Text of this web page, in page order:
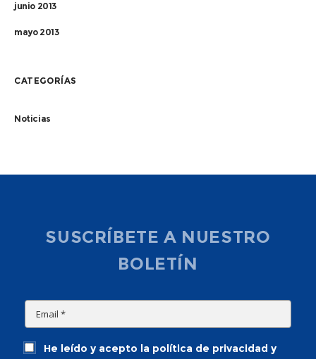
junio 2013
mayo 2013
CATEGORÍAS
Noticias
SUSCRÍBETE A NUESTRO
BOLETÍN
He leído y acepto la política de privacidad y